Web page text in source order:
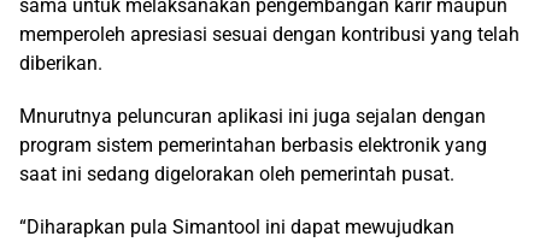
sama untuk melaksanakan pengembangan karir maupun
memperoleh apresiasi sesuai dengan kontribusi yang telah
diberikan.
Mnurutnya peluncuran aplikasi ini juga sejalan dengan
program sistem pemerintahan berbasis elektronik yang
saat ini sedang digelorakan oleh pemerintah pusat.
“Diharapkan pula Simantool ini dapat mewujudkan